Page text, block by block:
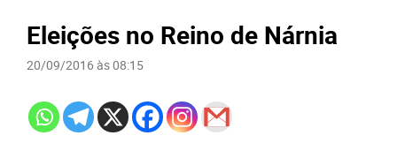
Eleições no Reino de Nárnia
20/09/2016 às 08:15